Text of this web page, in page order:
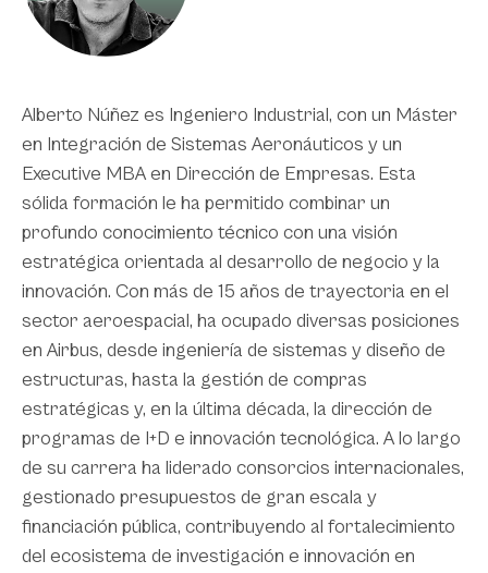
Alberto Núñez es Ingeniero Industrial, con un Máster
en Integración de Sistemas Aeronáuticos y un
Executive MBA en Dirección de Empresas. Esta
sólida formación le ha permitido combinar un
profundo conocimiento técnico con una visión
estratégica orientada al desarrollo de negocio y la
innovación. Con más de 15 años de trayectoria en el
sector aeroespacial, ha ocupado diversas posiciones
en Airbus, desde ingeniería de sistemas y diseño de
estructuras, hasta la gestión de compras
estratégicas y, en la última década, la dirección de
programas de I+D e innovación tecnológica. A lo largo
de su carrera ha liderado consorcios internacionales,
gestionado presupuestos de gran escala y
financiación pública, contribuyendo al fortalecimiento
del ecosistema de investigación e innovación en